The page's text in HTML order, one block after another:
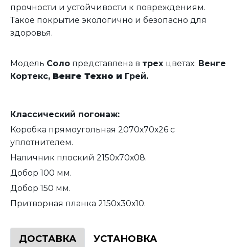
прочности и устойчивости к повреждениям.
Такое покрытие экологично и безопасно для
здоровья.
Модель Соло представлена в трех цветах: Венге
Кортекс, Венге Техно и Грей.
Классический погонаж:
Коробка прямоугольная 2070х70х26 с
уплотнителем.
Наличник плоский 2150х70х08.
Добор 100 мм.
Добор 150 мм.
Притворная планка 2150х30х10.
ДОСТАВКА УСТАНОВКА